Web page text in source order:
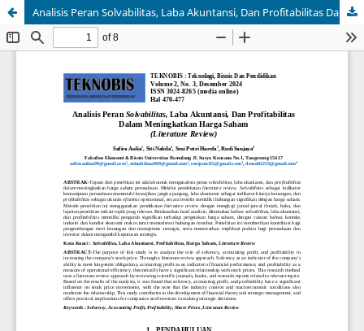
Analisis Peran Solvabilitas, Laba Akuntansi, Dan Profitabilitas Dalam Meningkatkan Harga Saham (Literature Review)